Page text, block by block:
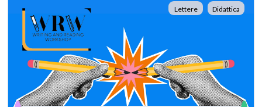
Lettere Didattica